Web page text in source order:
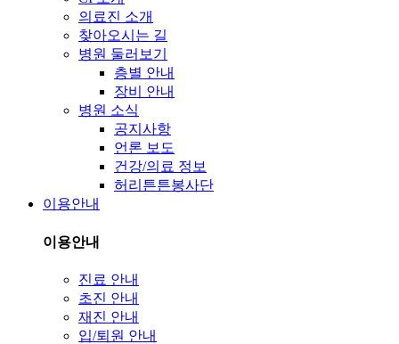
의료진 소개
찾아오시는 길
병원 둘러보기
층별 안내
장비 안내
병원 소식
공지사항
언론 보도
건강/의료 정보
허리튼튼봉사단
이용안내
이용안내
진료 안내
초진 안내
재진 안내
입/퇴원 안내